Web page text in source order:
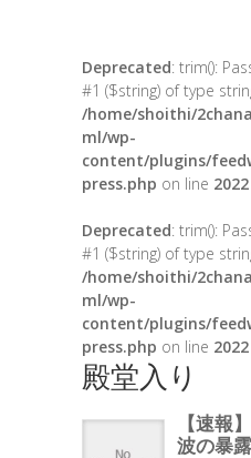
Deprecated: trim():
#1 ($string) of type
/home/shoithi/
ml/wp-
content/plugins/
press.php on line 2022
Deprecated: trim():
#1 ($string) of type
/home/shoithi/
ml/wp-
content/plugins/
press.php on line 2022
殿堂入り